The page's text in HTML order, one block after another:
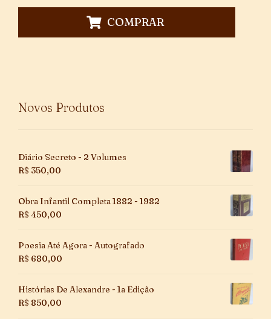
COMPRAR
Novos Produtos
Diário Secreto - 2 Volumes
R$ 350,00
Obra Infantil Completa 1882 - 1982
R$ 450,00
Poesia Até Agora - Autografado
R$ 680,00
Histórias De Alexandre - 1a Edição
R$ 850,00